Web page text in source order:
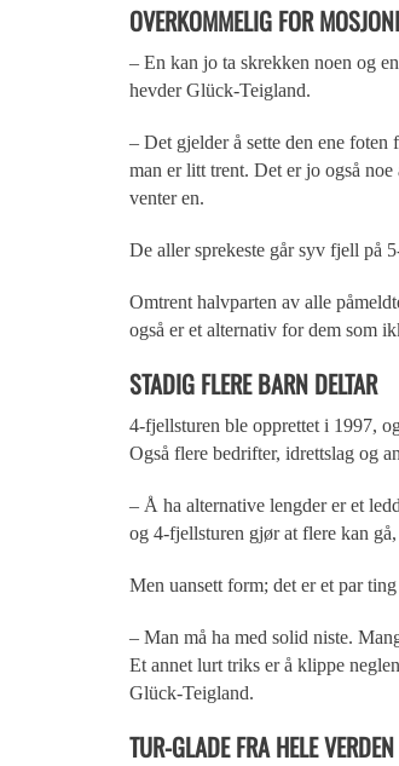
OVERKOMMELIG FOR
– En kan jo ta skrekken noen og
hevder Glück-Teigland.
– Det gjelder å sette den ene
man er litt trent. Det er jo også
venter en.
De aller sprekeste går syv fjell på
Omtrent halvparten av alle
også er et alternativ for dem som
STADIG FLERE BARN DELTAR
4-fjellsturen ble opprettet i 1997,
Også flere bedrifter, idrettslag og
– Å ha alternative lengder er et
og 4-fjellsturen gjør at flere kan
Men uansett form; det er et par
– Man må ha med solid niste.
Et annet lurt triks er å klippe
Glück-Teigland.
TUR-GLADE FRA HELE VERDEN